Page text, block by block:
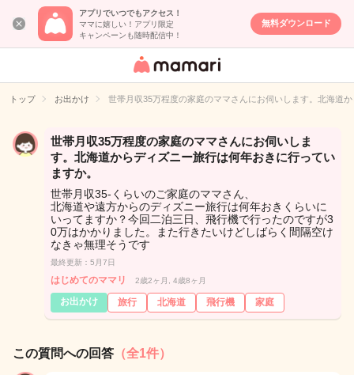
アプリでいつでもアクセス！
ママに嬉しい！アプリ限定
キャンペーンも随時配信中！
無料ダウンロード
女性専用匿名QA
イト
トップ お出かけ 世帯月収35万程度の家庭のママさんにお伺いします。北海道
世帯月収35万程度の家庭のママさんにお伺いしま
す。北海道からディズニー旅行は何年おきに行ってい
ますか。
世帯月収35-くらいのご家庭のママさん、
北海道や遠方からのディズニー旅行は何年おきくらいに
いってますか？今回二泊三日、飛行機で行ったのですが3
0万はかかりました。また行きたいけどしばらく間隔空け
なきゃ無理そうです
最終更新：5月7日
はじめてのママリ 2歳2ヶ月, 4歳8ヶ月
お出かけ 旅行 北海道 飛行機 家庭
この質問への回答 （全1件）